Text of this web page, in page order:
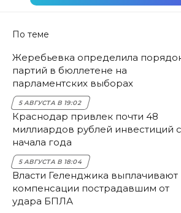
По теме
Жеребьевка определила
партий в бюллетене на
парламентских выборах
5 АВГУСТА В 19:02
Краснодар привлек почти 48
миллиардов рублей инвестиций с
начала года
5 АВГУСТА В 18:04
Власти Геленджика выплачивают
компенсации пострадавшим от
удара БПЛА